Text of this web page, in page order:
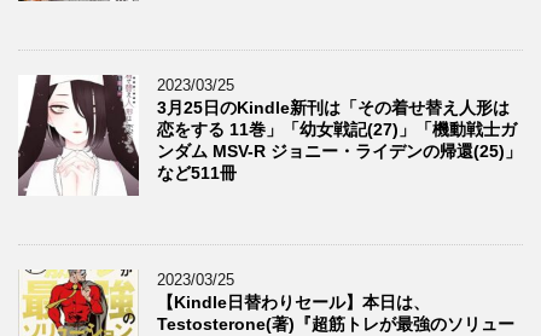
2023/03/25
3月25日のKindle新刊は「その着せ替え人形は
恋をする 11巻」「幼女戦記(27)」「機動戦士ガ
ンダム MSV-R ジョニー・ライデンの帰還(25)」
など511冊
2023/03/25
【Kindle日替わりセール】本日は、
Testosterone(著)『超筋トレが最強のソリュー